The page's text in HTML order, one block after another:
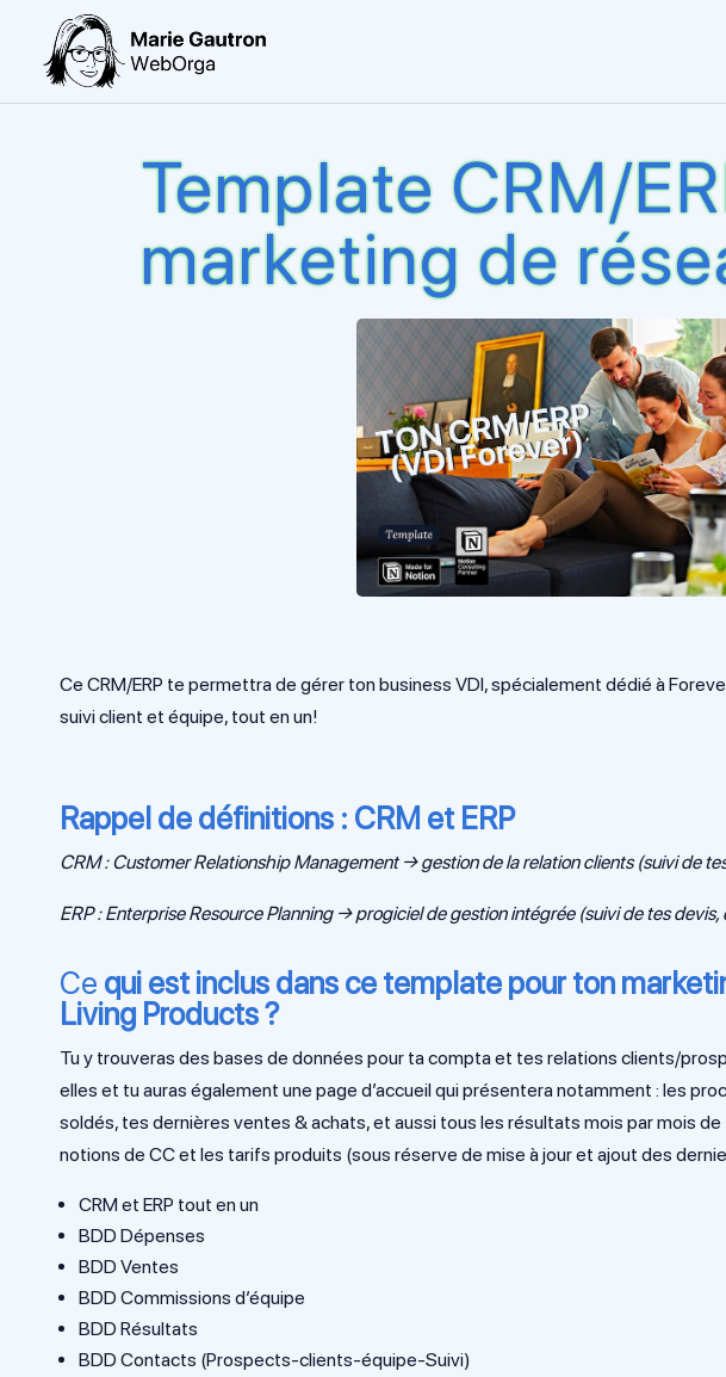
Template CRM/
marketing de
Ce CRM/ERP te permettra de gérer ton business VDI, spécialement dédié à
suivi client et équipe, tout en un!
Rappel de définitions : CRM et ERP
CRM : Customer Relationship Management → gestion de la relation clients (suivi de
ERP : Enterprise Resource Planning → progiciel de gestion intégrée (suivi de tes
Ce qui est inclus dans ce template pour ton
Living Products ?
Tu y trouveras des bases de données pour ta compta et tes relations clients/
elles et tu auras également une page d’accueil qui présentera notamment : les
soldés, tes dernières ventes & achats, et aussi tous les résultats mois par mois
notions de CC et les tarifs produits (sous réserve de mise à jour et ajout des
CRM et ERP tout en un
BDD Dépenses
BDD Ventes
BDD Commissions d’équipe
BDD Résultats
BDD Contacts (Prospects-clients-équipe-Suivi)